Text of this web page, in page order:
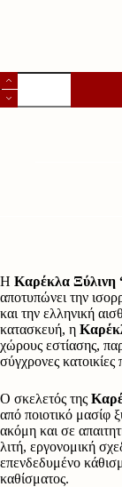
Καρέκλα
Ξύλινη
"ΘΕΜΙΣ"
Η Καρέκλα
αποτυπώνει την
και την ελληνική
κατασκευή, η
χώρους εστίασης,
σύγχρονες
Ο σκελετός της
από ποιοτικό μασίφ
ακόμη και σε
λιτή, εργονομική
επενδεδυμένο
καθίσματος.